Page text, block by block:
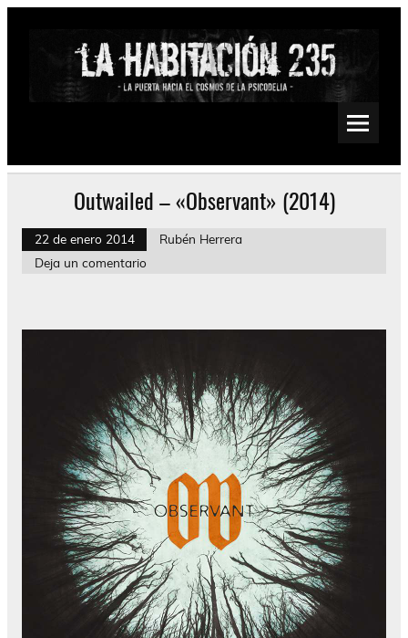
Saltar
Psychedelic, Stoner, Doom, Sludge, Fuzz, Space, Drone
Outwailed – «Observant» (2014)
22 de enero 2014
Rubén Herrera
Deja un comentario